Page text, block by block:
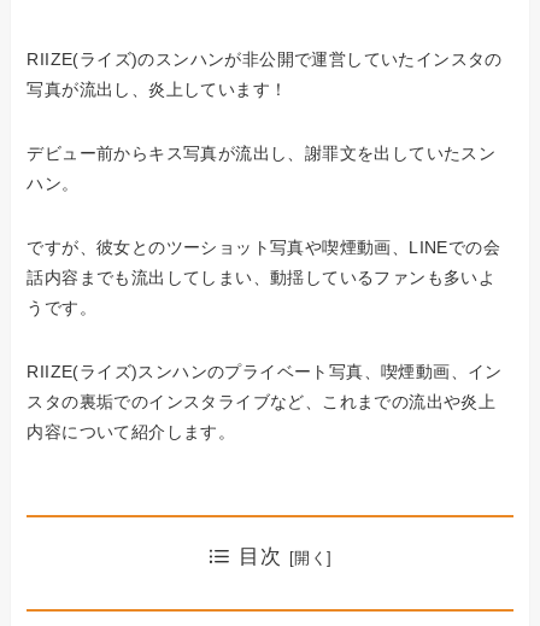
RIIZE(ライズ)のスンハンが非公開で運営していたインスタの
写真が流出し、炎上しています！
デビュー前からキス写真が流出し、謝罪文を出していたスン
ハン。
ですが、彼女とのツーショット写真や喫煙動画、LINEでの会
話内容までも流出してしまい、動揺しているファンも多いよ
うです。
RIIZE(ライズ)スンハンのプライベート写真、喫煙動画、イン
スタの裏垢でのインスタライブなど、これまでの流出や炎上
内容について紹介します。
目次